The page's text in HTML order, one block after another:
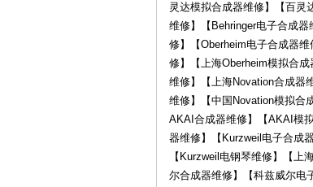
灵达模拟合成器维修】【百灵
维修】【Behringer电子合成
修】【Oberheim电子合成器
修】【上海Oberheim模拟合
维修】【上海Novation合成器
维修】【中国Novation模拟合
AKAI合成器维修】【AKAI模
器维修】【Kurzweil电子合成
【Kurzweil电钢琴维修】【
尔合成器维修】【科兹威尔电